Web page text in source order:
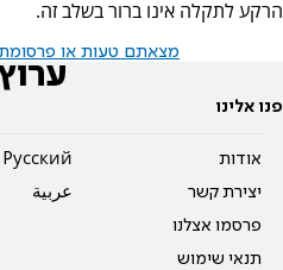
הרקע לתקלה אינו ברור בשלב זה.
מצאתם טעות או פרסומת
פנו אלינו
אודות
יצירת קשר
פרסמו אצלנו
תנאי שימוש
Pусский
عربية